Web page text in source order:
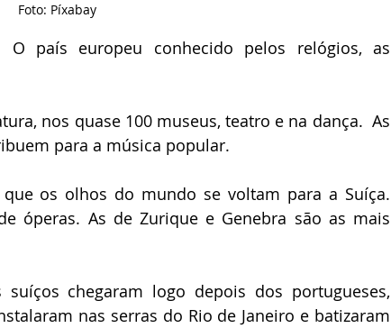
Foto: Píxabay
país europeu conhecido pelos relógios, as
nos quase 100 museus, teatro e na dança.  As
para a música popular.
os olhos do mundo se voltam para a Suíça.
óperas. As de Zurique e Genebra são as mais
chegaram logo depois dos portugueses,
nas serras do Rio de Janeiro e batizaram